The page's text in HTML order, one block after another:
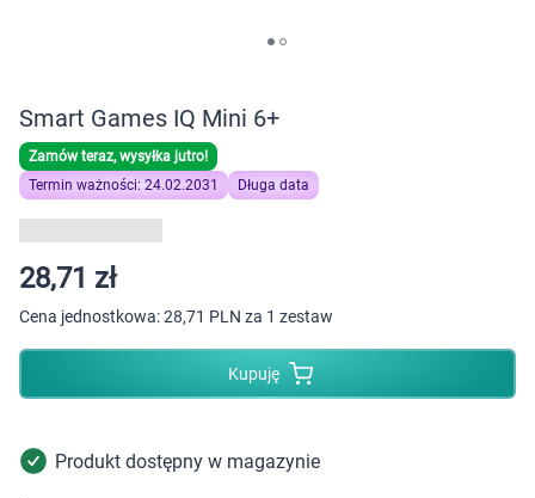
Dziecko
Higiena
Kosmetyki
Zdrowy styl życia
Zabawki
Smart Games IQ Mini 6+
Zamów teraz, wysyłka jutro!
Termin ważności: 24.02.2031
Długa data
28,71 zł
Cena jednostkowa:28,71 PLN za 1 zestaw
Kupuję
Produkt dostępny w magazynie